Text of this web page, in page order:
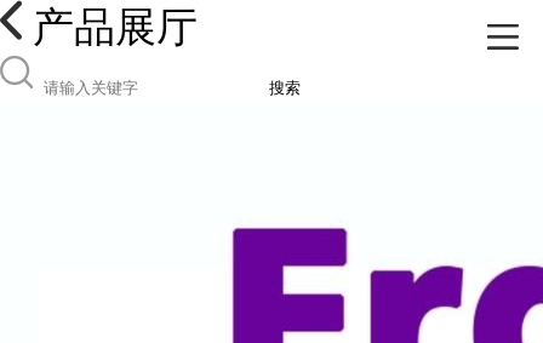
产品展厅
搜索